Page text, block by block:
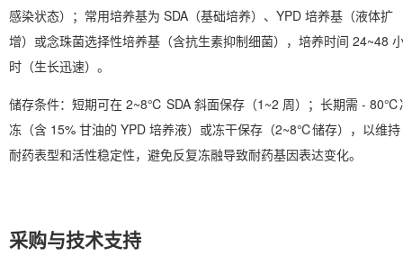
感染状态）；常用培养基为 SDA（基础培养）、YPD 培养基（液体扩
增）或念珠菌选择性培养基（含抗生素抑制细菌），培养时间 24~48
时（生长迅速）。
储存条件：短期可在 2~8℃ SDA 斜面保存（1~2 周）；长期需 - 80℃
冻（含 15% 甘油的 YPD 培养液）或冻干保存（2~8℃储存），以维持
耐药表型和活性稳定性，避免反复冻融导致耐药基因表达变化。
采购与技术支持